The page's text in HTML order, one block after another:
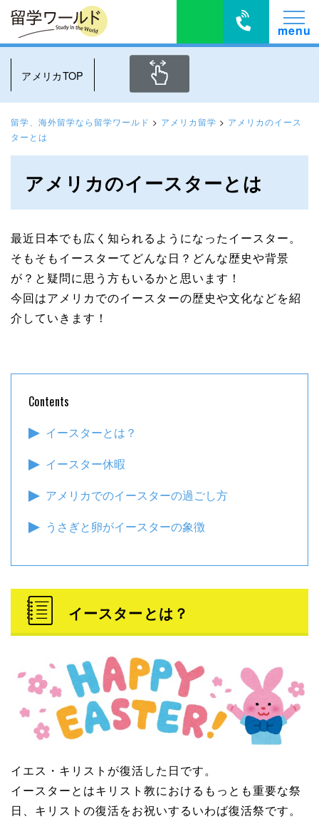
アメリカTOP
留学、海外留学なら留学ワールド > アメリカ留学 > アメリカのイース
ターとは
アメリカのイースターとは
最近日本でも広く知られるようになったイースター。
そもそもイースターてどんな日？どんな歴史や背景
が？と疑問に思う方もいるかと思います！
今回はアメリカでのイースターの歴史や文化などを紹
介していきます！
Contents
イースターとは？
イースター休暇
アメリカでのイースターの過ごし方
うさぎと卵がイースターの象徴
イースターとは？
イエス・キリストが復活した日です。
イースターとはキリスト教におけるもっとも重要な祭
日、キリストの復活をお祝いするいわば復活祭です。